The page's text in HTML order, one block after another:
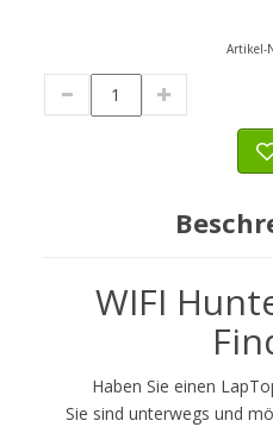
Artikel-
WIFI
Haben Sie einen
Sie sind unterwegs und